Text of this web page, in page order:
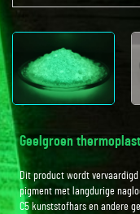
Geelgroen
Dit product wordt
pigment met langdurige
C5 kunststofhars en andere